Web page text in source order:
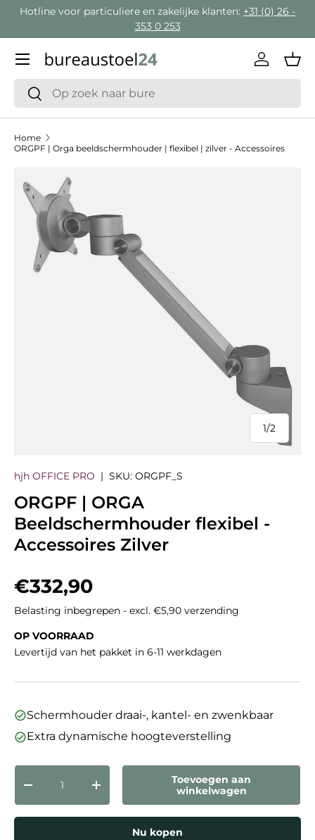
Hotline voor particuliere en zakelijke klanten: +31 (0) 26 -
353 0 253
Zoeken
Zoeken
Inloggen
Menu
Home
ORGPF | Orga beeldschermhouder | flexibel | zilver - Accessoires
Ga direct naar productinformatie
1/
van
2
hjh OFFICE PRO | SKU: ORGPF_S
ORGPF | ORGA
Beeldschermhouder flexibel -
Accessoires Zilver
Reguliere prijs
€332,90
Belasting inbegrepen - excl. €5,90 verzending
OP VOORRAAD
Levertijd van het pakket in 6-11 werkdagen
Schermhouder draai-, kantel- en zwenkbaar
Extra dynamische hoogteverstelling
Aantal
Verlaag de hoeveelheidVerhoog de hoeveelheid
Toevoegen aan
winkelwagen
Nu kopen